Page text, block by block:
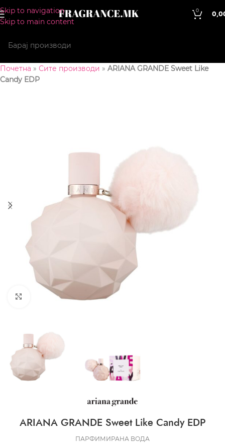
Skip to navigation
Skip to main content
0
Почетна » Сите производи » ARIANA GRANDE Sweet Like
Candy EDP
CLICK TO ENLARGE
ARIANA GRANDE Sweet Like Candy EDP
ПАРФИМИРАНА ВОДА